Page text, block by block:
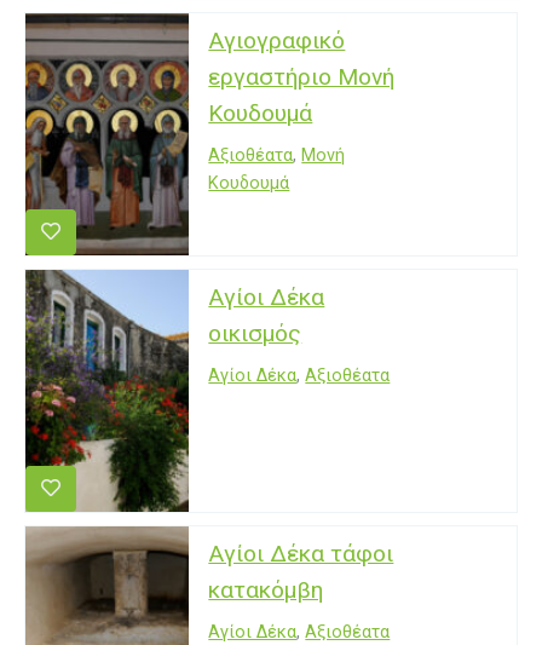
Αγιογραφικό
εργαστήριο Μονή
Κουδουμά
Αξιοθέατα, Μονή
Κουδουμά
Αγίοι Δέκα
οικισμός
Αγίοι Δέκα,Αξιοθέατα
Αγίοι Δέκα τάφοι
κατακόμβη
Αγίοι Δέκα,Αξιοθέατα